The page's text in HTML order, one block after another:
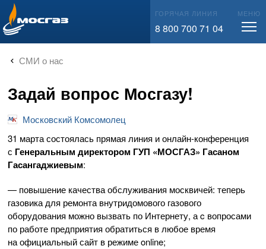
info@mos-gaz.ru ГОРЯЧАЯ ЛИНИЯ
8 800 700 71 04
МЕНЮ
СМИ о нас
Задай вопрос Мосгазу!
Московский Комсомолец
31 марта состоялась прямая линия ионлайн-конференция
с Генеральным директором ГУП «МОСГАЗ» Гасаном
Гасангаджиевым:
— повышение качества обслуживания москвичей: теперь
газовика для ремонта внутридомового газового
оборудования можно вызвать по Интернету, а c вопросами
по работе предприятия обратиться в любое время
на официальный сайт в режиме online;